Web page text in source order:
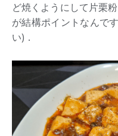
ど焼くようにして片栗
が結構ポイントなんで
い)．